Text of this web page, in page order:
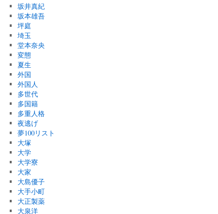
坂井真紀
坂本雄吾
坪庭
埼玉
堂本奈央
変態
夏生
外国
外国人
多世代
多国籍
多重人格
夜逃げ
夢100リスト
大塚
大学
大学寮
大家
大島優子
大手小町
大正製薬
大泉洋